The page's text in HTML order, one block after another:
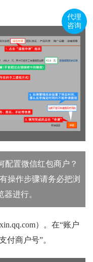
配置微信红包商户？
操作步骤请务必把浏
进行。
）。在“账户
付商户号”。
代理
咨询